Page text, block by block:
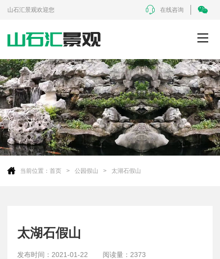
山石汇景观欢迎您 在线咨询
当前位置： 首页 公园假山 太湖石假山
太湖石假山
发布时间： 2021-01-22 阅读量： 2373